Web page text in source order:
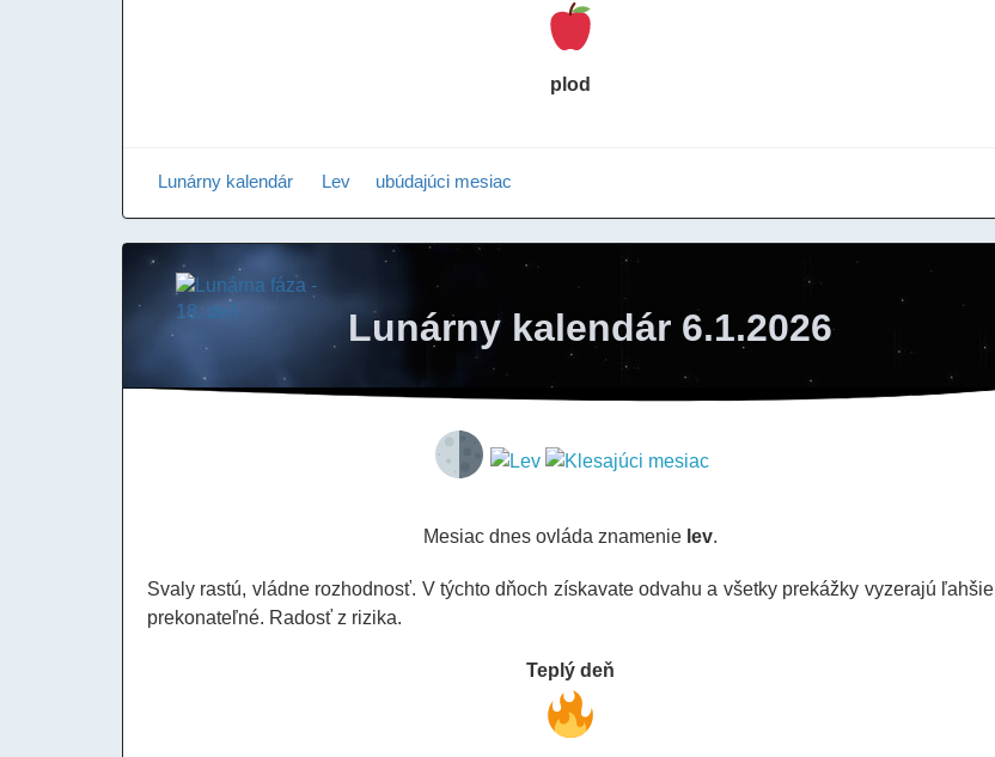
plod
Lunárny kalendár Lev ubúdajúci mesiac
Lunárny kalendár 6.1.2026
Mesiac dnes ovláda znamenie lev.
Svaly rastú, vládne rozhodnosť. V týchto dňoch získavate odvahu a všetky prekážky vyzerajú ľahšie
prekonateľné. Radosť z rizika.
Teplý deň